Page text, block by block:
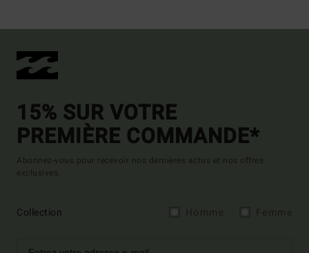
15% SUR VOTRE
PREMIÈRE COMMANDE*
Abonnez-vous pour recevoir nos dernières actus et nos offres
exclusives.
Collection